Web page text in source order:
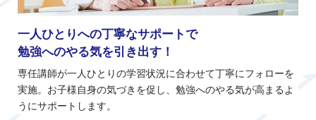
一人ひとりへの丁寧なサポートで
勉強へのやる気を引き出す！
専任講師が一人ひとりの学習状況に合わせて丁寧にフォローを
実施。お子様自身の気づきを促し、勉強へのやる気が高まるよ
うにサポートします。